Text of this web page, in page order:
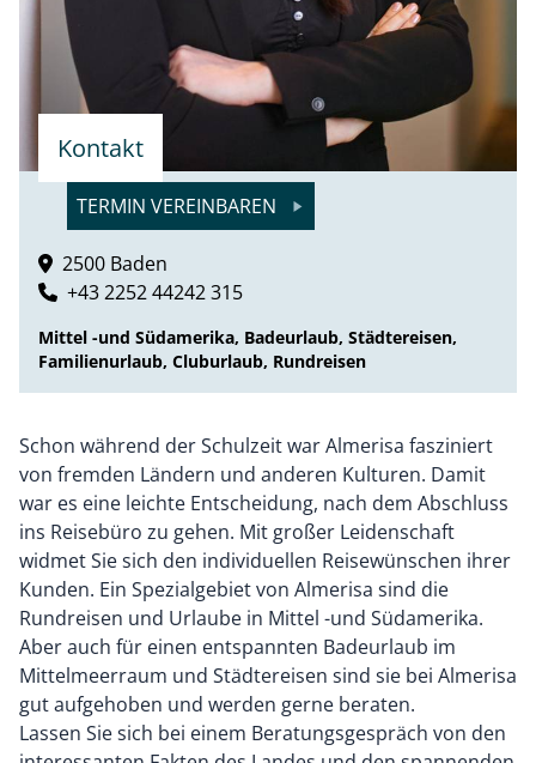
Kontakt
TERMIN VEREINBAREN
2500 Baden
+43 2252 44242 315
Mittel -und Südamerika, Badeurlaub, Städtereisen,
Familienurlaub, Cluburlaub, Rundreisen
Schon während der Schulzeit war Almerisa fasziniert
von fremden Ländern und anderen Kulturen. Damit
war es eine leichte Entscheidung, nach dem Abschluss
ins Reisebüro zu gehen. Mit großer Leidenschaft
widmet Sie sich den individuellen Reisewünschen ihrer
Kunden. Ein Spezialgebiet von Almerisa sind die
Rundreisen und Urlaube in Mittel -und Südamerika.
Aber auch für einen entspannten Badeurlaub im
Mittelmeerraum und Städtereisen sind sie bei Almerisa
gut aufgehoben und werden gerne beraten.
Lassen Sie sich bei einem Beratungsgespräch von den